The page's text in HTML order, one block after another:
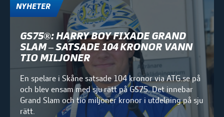
NYHETER
GS75®: HARRY BOY FIXADE GRAND
SLAM – SATSADE 104 KRONOR VANN
TIO MILJONER
En spelare i Skåne satsade 104 kronor via ATG.se på
och blev ensam med sju rätt på GS75. Det innebar
Grand Slam och tio miljoner kronor i utdelning på sju
rätt.